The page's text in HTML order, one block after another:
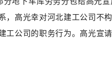
，高光幸对河北建工公司不
工公司的职务行为。高光宣